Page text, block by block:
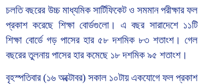
চলতি বছরের উচ্চ মাধ্যমিক সার্টিফিকেট ও সমমান পরীক্ষার ফল
প্রকাশ করেছে শিক্ষা বোর্ডগুলো। এ বছর সারাদেশে ১১টি
শিক্ষা বোর্ডে গড় পাসের হার ৫৮ দশমিক ৮৩ শতাংশ। গেল
বছরের তুলনায় পাসের হার কমেছে ১৮ দশমিক ৯৫ শতাংশ।
বৃহস্পতিবার (১৬ অক্টোবর) সকাল ১০টায় একযোগে ফল প্রকাশ